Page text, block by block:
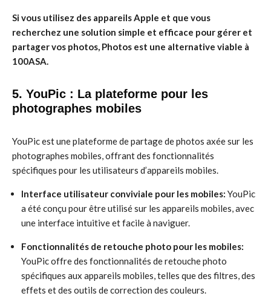
Si vous utilisez des appareils Apple et que vous
recherchez une solution simple et efficace pour gérer et
partager vos photos, Photos est une alternative viable à
100ASA.
5. YouPic : La plateforme pour les
photographes mobiles
YouPic est une plateforme de partage de photos axée sur les
photographes mobiles, offrant des fonctionnalités
spécifiques pour les utilisateurs d’appareils mobiles.
Interface utilisateur conviviale pour les mobiles: YouPic
a été conçu pour être utilisé sur les appareils mobiles, avec
une interface intuitive et facile à naviguer.
Fonctionnalités de retouche photo pour les mobiles:
YouPic offre des fonctionnalités de retouche photo
spécifiques aux appareils mobiles, telles que des filtres, des
effets et des outils de correction des couleurs.